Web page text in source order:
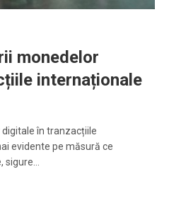
monedelor
internaționale
în tranzacțiile
evidente pe măsură ce